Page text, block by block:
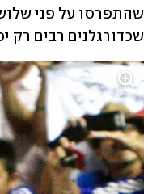
שכדורגלנים רבים רק